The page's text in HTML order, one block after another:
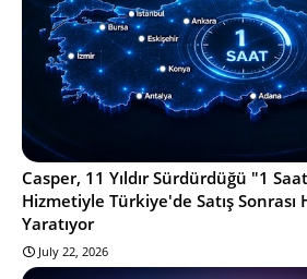
Casper, 11 Yıldır Sürdürdüğü "1
Hizmetiyle Türkiye'de Satış
Yaratıyor
July 22, 2026